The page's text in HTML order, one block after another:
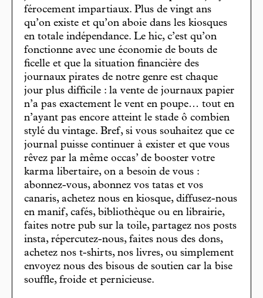
férocement impartiaux. Plus de vingt ans
qu’on existe et qu’on aboie dans les kiosques
en totale indépendance. Le hic, c’est qu’on
fonctionne avec une économie de bouts de
ficelle et que la situation financière des
journaux pirates de notre genre est chaque
jour plus difficile : la vente de journaux papier
n’a pas exactement le vent en poupe… tout en
n’ayant pas encore atteint le stade ô combien
stylé du vintage. Bref, si vous souhaitez que ce
journal puisse continuer à exister et que vous
rêvez par la même occas’ de booster votre
karma libertaire, on a besoin de vous :
abonnez-vous, abonnez vos tatas et vos
canaris, achetez nous en kiosque, diffusez-nous
en manif, cafés, bibliothèque ou en librairie,
faites notre pub sur la toile, partagez nos posts
insta, répercutez-nous, faites nous des dons,
achetez nos t-shirts, nos livres, ou simplement
envoyez nous des bisous de soutien car la bise
souffle, froide et pernicieuse.